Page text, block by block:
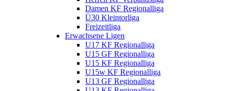
Damen KF Regionalliga
Ü30 Kleintorliga
Freizeitliga
Erwachsene Ligen
U17 KF Regionalliga
U15 GF Regionalliga
U15 KF Regionalliga
U15w KF Regionalliga
U13 GF Regionalliga